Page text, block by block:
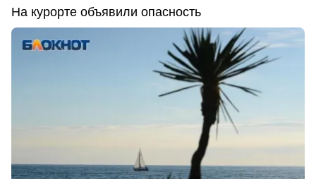
На курорте объявили опасность